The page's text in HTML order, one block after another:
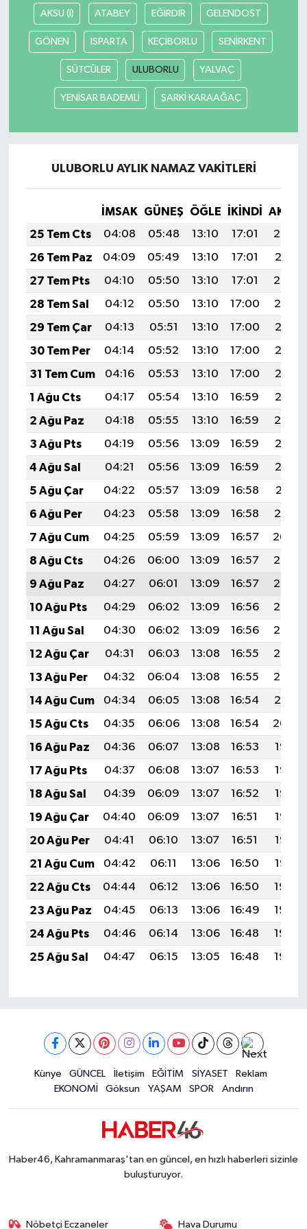
AKSU (I) ATABEY EĞİRDİR GELENDOST
GÖNEN ISPARTA KEÇİBORLU SENİRKENT
SÜTCÜLER ULUBORLU YALVAÇ
YENİSAR BADEMLİ ŞARKİ KARAAĞAÇ
ULUBORLU AYLIK NAMAZ VAKITLERI
İMSAK GÜNEŞ ÖĞLE İKINDI
25 Tem Cts
04:08 05:48 13:10 17:01
20:22
26 Tem Paz
04:09 05:49 13:10 17:01
20:21
27 Tem Pts
04:10 05:50 13:10 17:01
20:20
28 Tem Sal
04:12 05:50 13:10 17:00
20:19
29 Tem Çar
04:13 05:51 13:10 17:00
20:18
30 Tem Per
04:14 05:52 13:10 17:00
20:17
31 Tem Cum
04:16 05:53 13:10 17:00
20:16
1 Ağu Cts
04:17 05:54 13:10 16:59
20:15
2 Ağu Paz
04:18 05:55 13:10 16:59
20:14
3 Ağu Pts
04:19 05:56 13:09 16:59
20:13
4 Ağu Sal
04:21 05:56 13:09 16:59
20:12
5 Ağu Çar
04:22 05:57 13:09 16:58
20:11
6 Ağu Per
04:23 05:58 13:09 16:58
20:10
7 Ağu Cum
04:25 05:59 13:09 16:57
20:09
8 Ağu Cts
04:26 06:00 13:09 16:57
20:08
9 Ağu Paz
04:27 06:01 13:09 16:57
20:07
10 Ağu Pts
04:29 06:02 13:09 16:56
20:06
11 Ağu Sal
04:30 06:02 13:09 16:56
20:05
12 Ağu Çar
04:31 06:03 13:08 16:55
20:03
13 Ağu Per
04:32 06:04 13:08 16:55
20:02
14 Ağu Cum
04:34 06:05 13:08 16:54
20:01
15 Ağu Cts
04:35 06:06 13:08 16:54
20:00
16 Ağu Paz
04:36 06:07 13:08 16:53
19:58
17 Ağu Pts
04:37 06:08 13:07 16:53
19:57
18 Ağu Sal
04:39 06:09 13:07 16:52
19:56
19 Ağu Çar
04:40 06:09 13:07 16:51
19:55
20 Ağu Per
04:41 06:10 13:07 16:51
19:53
21 Ağu Cum
04:42 06:11 13:06 16:50
19:52
22 Ağu Cts
04:44 06:12 13:06 16:50
19:50
23 Ağu Paz
04:45 06:13 13:06 16:49
19:49
24 Ağu Pts
04:46 06:14 13:06 16:48
19:48
25 Ağu Sal
04:47 06:15 13:05 16:48 19:46
Künye GÜNCEL İletişim EĞİTİM SİYASET
Reklam
EKONOMİ
Göksun YAŞAM SPOR Andırın
Haber46, Kahramanmaraş'tan en güncel, en hızlı haberleri sizinle
buluşturuyor.
Nöbetçi Eczaneler Hava Durumu
SEÇİM 2011
ÜÇÜNCÜ SAYFA
BİLİMNET
SİVİL TOPLUM
SEÇİM 2014
KİM KİMDİR
ÇEK GÖNDER
KİTAP
HEDEF2020
OTOMOBİL
MİZAH
TARİH
Genel
Politika
YEREL
BÖLGEDEN
BİLİM TEKNOLOJİ
ASAYİŞ
SEÇİM 2015
ÇEVRE
BİLİM VE TEKNOLOJİ
YARIŞMALAR
TANITIM
HABERDE İNSAN